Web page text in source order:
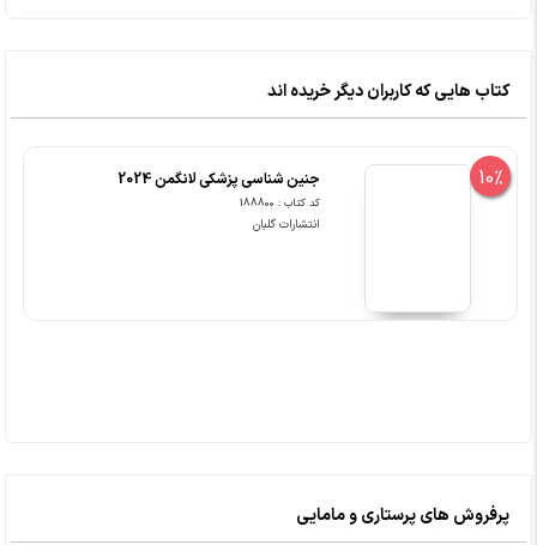
کتاب هایی که کاربران دیگر خریده اند
10% جنین شناسی پزشکی لانگمن 2024
کد کتاب : 188800
انتشارات گلبان
پرفروش های پرستاری و مامایی